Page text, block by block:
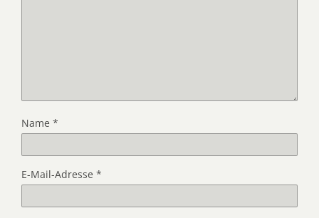
Name *
E-Mail-Adresse *